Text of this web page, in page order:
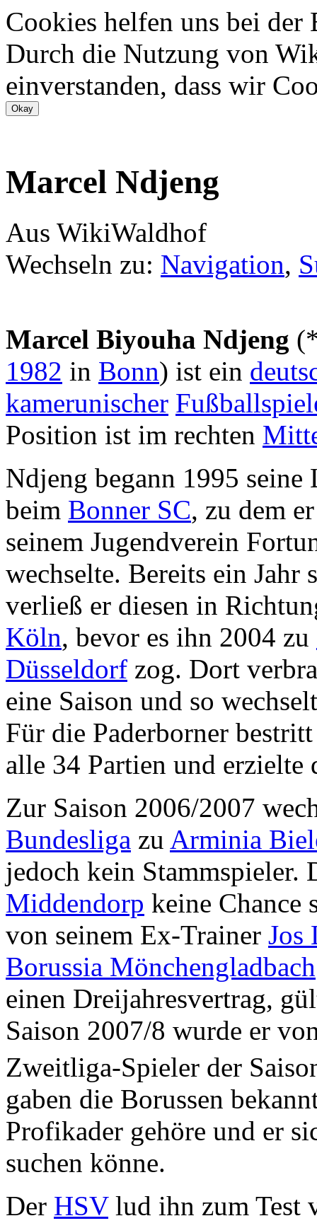
Cookies helfen uns bei
Durch die Nutzung von
einverstanden, dass wir
Marcel Ndjeng
Aus WikiWaldhof
Wechseln zu: Navigation,
Marcel Biyouha Ndjeng
1982 in Bonn) ist ein
kamerunischer
Position ist im rechten
Ndjeng begann 1995 seine
beim Bonner SC, zu dem
seinem Jugendverein
wechselte. Bereits ein Jahr
verließ er diesen in
Köln, bevor es ihn 2004 zu
Düsseldorf zog. Dort
eine Saison und so
Für die Paderborner
alle 34 Partien und erzielte
Zur Saison 2006/2007
Bundesliga zu Arminia
jedoch kein Stammspieler.
Middendorp keine Chance
von seinem Ex-Trainer Jos
Borussia Mönchengladbach
einen Dreijahresvertrag,
Saison 2007/8 wurde er
Zweitliga-Spieler der
gaben die Borussen
Profikader gehöre und er
suchen könne.
Der HSVlud ihn zum Test